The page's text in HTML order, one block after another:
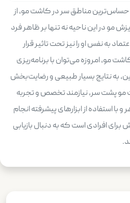
حساس‌ترین مناطق سر در کاشت مو، از
مو در این ناحیه نه تنها بر ظاهر فرد
به نفس او را نیز تحت تاثیر قرار
مو، امروزه می‌توان با برنامه‌ریزی
به نتایج بسیار طبیعی و رضایت‌بخش
پشت سر، نیازمند تخصص و تجربه
استفاده از ابزارهای پیشرفته انجام
افرادی است که به دنبال بازیابی